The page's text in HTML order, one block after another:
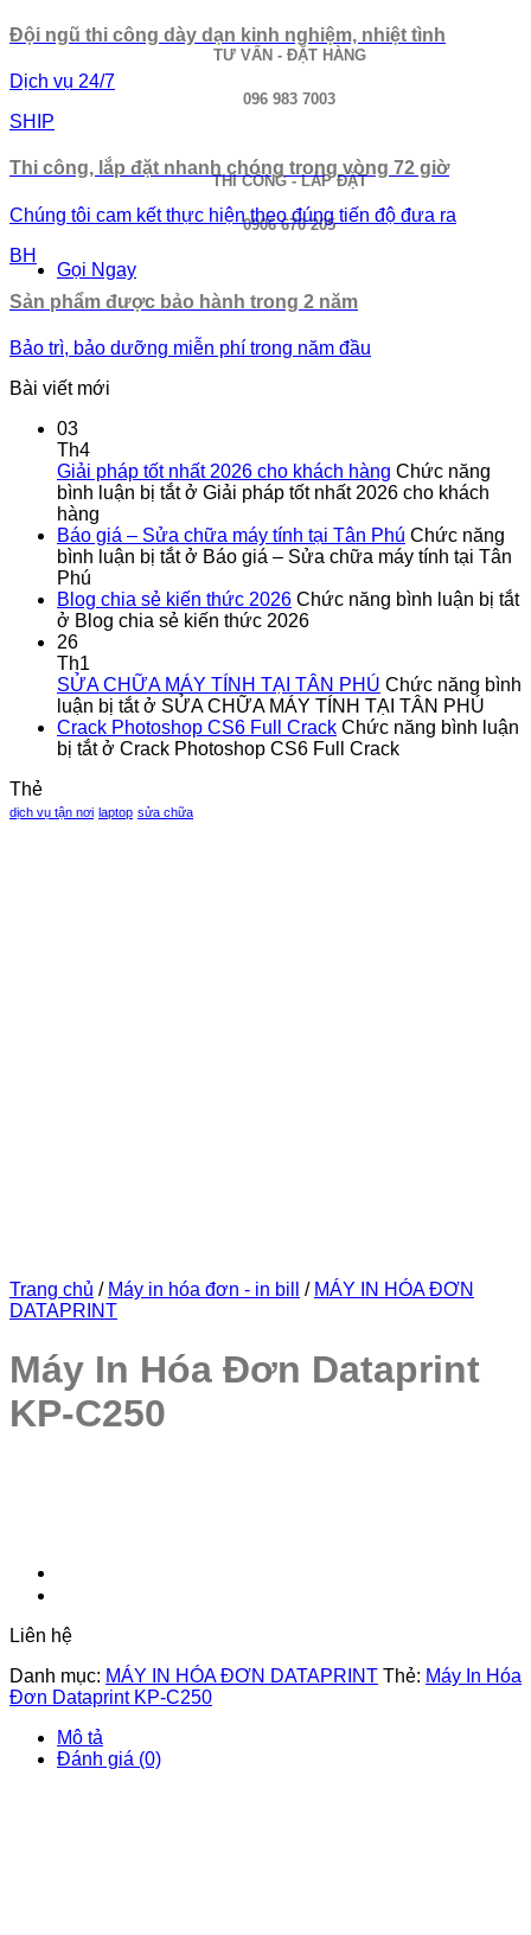
TƯ VẤN - ĐẶT HÀNG
096 983 7003
THI CÔNG - LẮP ĐẶT
0906 670 205
Gọi Ngay
Đội ngũ thi công dày dạn kinh nghiệm, nhiệt tình
Dịch vụ 24/7
SHIP
Thi công, lắp đặt nhanh chóng trong vòng 72 giờ
Chúng tôi cam kết thực hiện theo đúng tiến độ đưa ra
BH
Sản phẩm được bảo hành trong 2 năm
Bảo trì, bảo dưỡng miễn phí trong năm đầu
Bài viết mới
03
Th4
Giải pháp tốt nhất 2026 cho khách hàng Chức năng
bình luận bị tắtở Giải pháp tốt nhất 2026 cho khách
hàng
Báo giá – Sửa chữa máy tính tại Tân Phú Chức năng
bình luận bị tắtở Báo giá – Sửa chữa máy tính tại Tân
Phú
Blog chia sẻ kiến thức 2026 Chức năng bình luận bị tắt
ở Blog chia sẻ kiến thức 2026
26
Th1
SỬA CHỮA MÁY TÍNH TẠI TÂN PHÚ Chức năng bình
luận bị tắtở SỬA CHỮA MÁY TÍNH TẠI TÂN PHÚ
Crack Photoshop CS6 Full Crack Chức năng bình luận
bị tắtở Crack Photoshop CS6 Full Crack
Thẻ
dịch vụ tận nơi laptop sửa chữa
Trang chủ / Máy in hóa đơn - in bill / MÁY IN HÓA ĐƠN
DATAPRINT
Máy In Hóa Đơn Dataprint
KP-C250
Liên hệ
Danh mục: MÁY IN HÓA ĐƠN DATAPRINT Thẻ: Máy In Hóa
Đơn Dataprint KP-C250
Mô tả
Đánh giá (0)